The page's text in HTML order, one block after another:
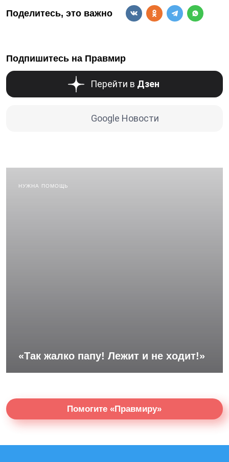
Поделитесь, это важно
Подпишитесь на Правмир
Перейти в Дзен
Google Новости
НУЖНА ПОМОЩЬ
«Так жалко папу! Лежит и не ходит!»
Помогите «Правмиру»